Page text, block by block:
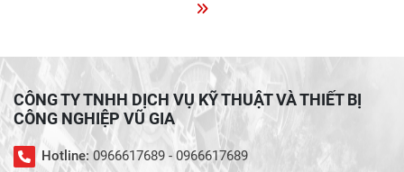
CÔNG TY TNHH DỊCH VỤ KỸ THUẬT VÀ THIẾT BỊ
CÔNG NGHIỆP VŨ GIA
Hotline: 0966617689 - 0966617689